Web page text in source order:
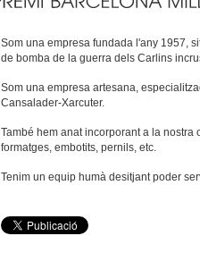
Som una empresa fundada l'any 1957,
de bomba de la guerra dels Carlins
Som una empresa artesana,
Cansalader-Xarcuter.
També hem anat incorporant a la
formatges, embotits, pernils, etc.
Tenim un equip humà desitjant poder